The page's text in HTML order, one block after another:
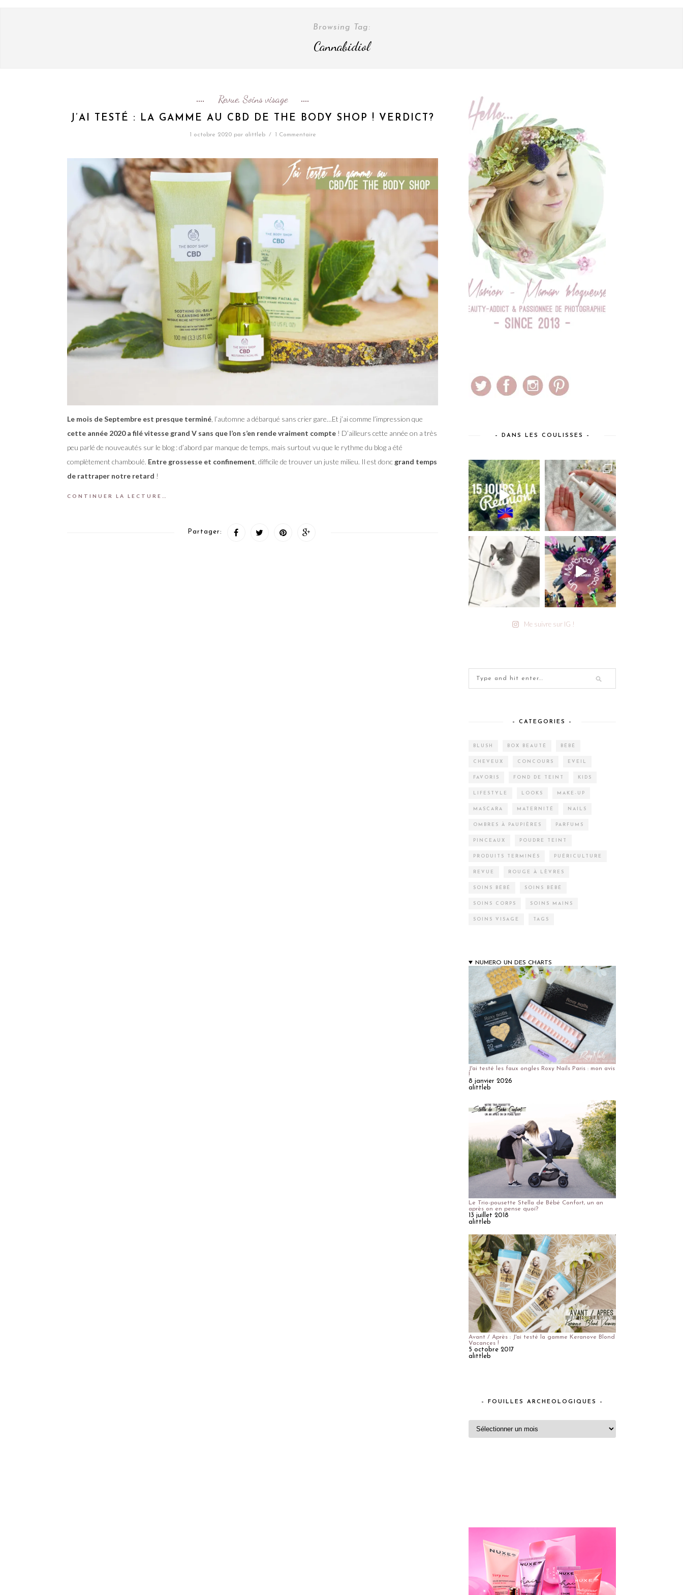
Browsing Tag:
Cannabidiol
Revue, Soins visage
J’AI TESTÉ : LA GAMME AU CBD DE THE BODY SHOP ! VERDICT?
1 octobre 2020 par alittleb / 1 Commentaire
Le mois de Septembre est presque terminé , l’automne a débarqué sans crier gare…Et j’ai comme l’impression que
cette année 2020 a filé vitesse grand V sans que l’on s’en rende vraiment compte ! D’ailleurs cette année on a très
peu parlé de nouveautés sur le blog : d’abord par manque de temps, mais surtout vu que le rythme du blog a été
complètement chamboulé. Entre grossesse et confinement , difficile de trouver un juste milieu. Il est donc grand temps
de rattraper notre retard !
CONTINUER LA LECTURE…
Partager:
– DANS LES COULISSES –
Me suivre sur IG !
– CATEGORIES –
BLUSH BOX BEAUTÉ BÉBÉ
CHEVEUX CONCOURS EVEIL
FAVORIS FOND DE TEINT KIDS
LIFESTYLE LOOKS MAKE-UP
MASCARA MATERNITÉ NAILS
OMBRES À PAUPIÈRES PARFUMS
PINCEAUX POUDRE TEINT
PRODUITS TERMINÉS PUÉRICULTURE
REVUE ROUGE À LÈVRES
SOINS BÉBÉ SOINS BÉBÉ
SOINS CORPS SOINS MAINS
SOINS VISAGE TAGS
NUMERO UN DES CHARTS
J'ai testé les faux ongles Roxy Nails Paris : mon avis
!
8 janvier 2026
alittleb
Le Trio-pousette Stella de Bébé Confort, un an
après on en pense quoi?
13 juillet 2018
alittleb
Avant / Après : J'ai testé la gamme Keranove Blond
Vacances !
5 octobre 2017
alittleb
– FOUILLES ARCHEOLOGIQUES –